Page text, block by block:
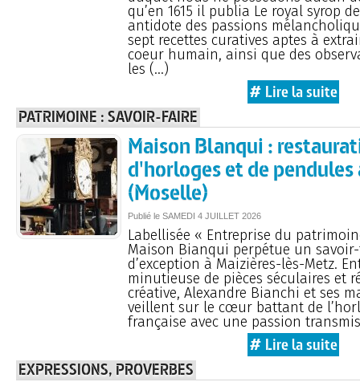
qu’en 1615 il publia Le royal syrop
antidote des passions
sept recettes curatives aptes à
coeur humain, ainsi que des
les (…)
# Lire la suite
PATRIMOINE : SAVOIR-FAIRE
Maison Blanqui :
d'horloges et de pendules
(Moselle)
Publié le SAMEDI 4 JUILLET 2026
Labellisée « Entreprise du
Maison Bianqui perpétue un
d’exception à Maizières-lès-Metz.
minutieuse de pièces séculaires et
créative, Alexandre Bianchi et ses
veillent sur le cœur battant de
française avec une passion
# Lire la suite
EXPRESSIONS, PROVERBES